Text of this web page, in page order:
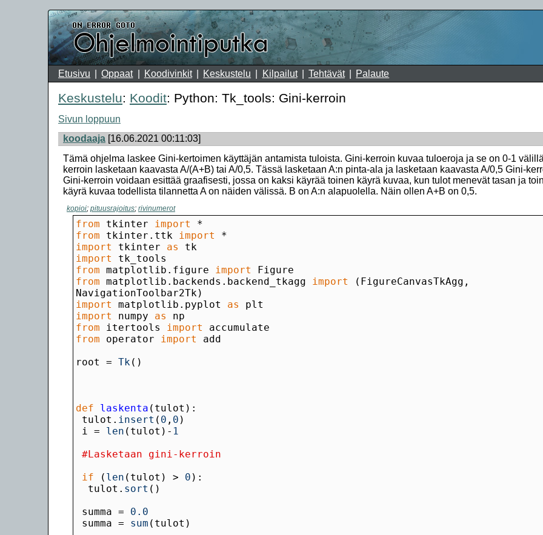
Etusivu Oppaat Koodivinkit Keskustelu Kilpailut Tehtävät Palaute
Keskustelu: Koodit: Python: Tk_tools: Gini-kerroin
Sivun loppuun
koodaaja [16.06.2021 00:11:03]
Tämä ohjelma laskee Gini-kertoimen käyttäjän antamista tuloista. Gini-kerroin kuvaa tuloeroja ja se on 0-1
kerroin lasketaan kaavasta A/(A+B) tai A/0,5. Tässä lasketaan A:n pinta-ala ja lasketaan kaavasta A/0,5 Gini-
Gini-kerroin voidaan esittää graafisesti, jossa on kaksi käyrää toinen käyrä kuvaa, kun tulot menevät tasan ja
käyrä kuvaa todellista tilannetta A on näiden välissä. B on A:n alapuolella. Näin ollen A+B on 0,5.
kopioi; pituusrajoitus; rivinumerot
from tkinter import
from tkinter.ttk import
import
tkinter as
import
from matplotlib.figure import
from matplotlib.backends.backend_tkagg import
import
matplotlib.pyplot as
import
numpy as
from itertools import
from operator import
root = Tk
def laskenta
tulot. insert ( 0 , 0
i = len (tulot)- 1
#Lasketaan gini-kerroin
if ( len (tulot) > 0
  tulot.
sort
summa = 0.0
summa = sum